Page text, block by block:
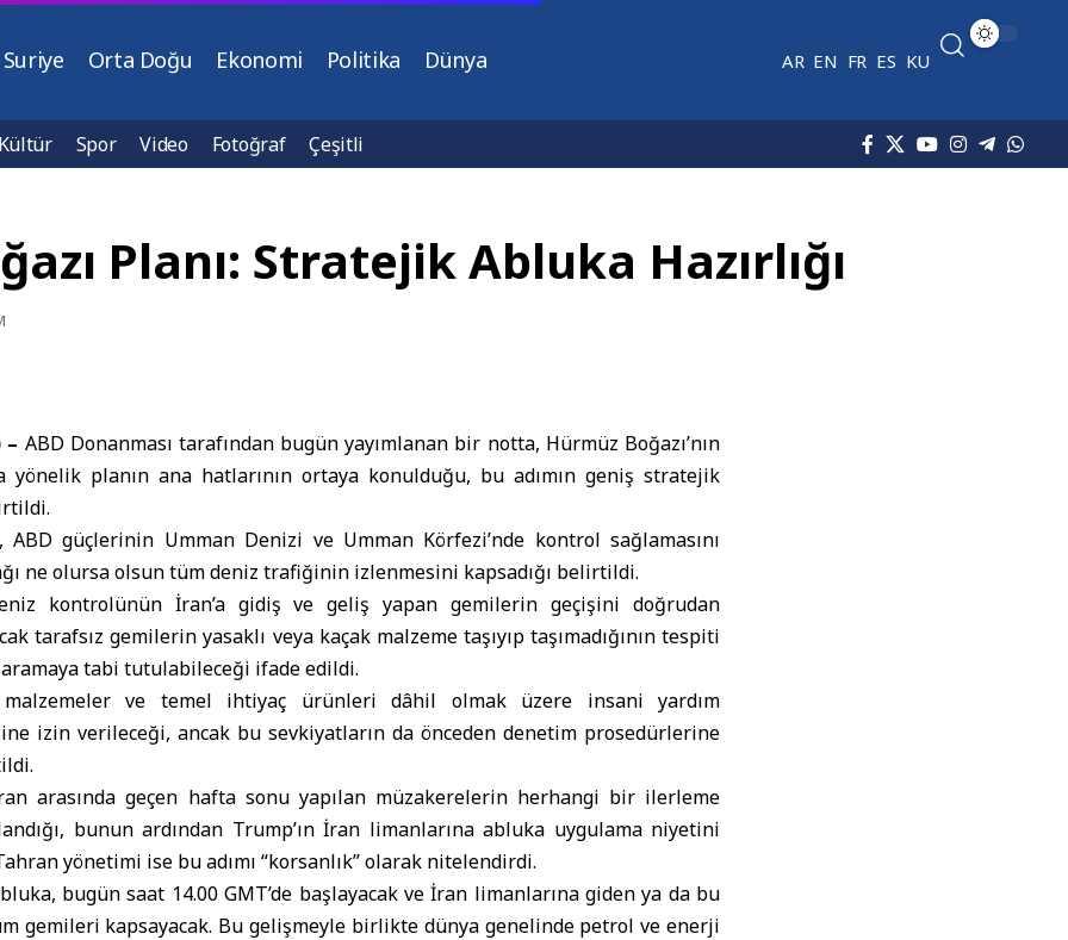
Suriye Orta Doğu Ekonomi Politika Dünya AR EN FR ES KU
Kültür Spor Video Fotoğraf Çeşitli
Planı: Stratejik Abluka Hazırlığı
– ABD Donanması tarafından bugün yayımlanan bir notta, Hürmüz Boğazı’nın
yönelik planın ana hatlarının ortaya konulduğu, bu adımın geniş stratejik
ABD güçlerinin UmmanDenizi ve Umman Körfezi’nde kontrol sağlamasını
ne olursa olsun tüm deniz trafiğinin izlenmesini kapsadığı belirtildi.
kontrolünün İran’a gidiş ve geliş yapan gemilerin geçişini doğrudan
tarafsız gemilerin yasaklı veya kaçak malzeme taşıyıp taşımadığının tespiti
aramaya tabi tutulabileceği ifade edildi.
malzemeler ve temel ihtiyaç ürünleri dâhil olmak üzere insani yardım
izin verileceği, ancak bu sevkiyatların da önceden denetim prosedürlerine
arasında geçen hafta sonu yapılan müzakerelerin herhangi bir ilerleme
bunun ardından Trump’ın İran limanlarına abluka uygulama niyetini
yönetimi ise bu adımı “korsanlık” olarak nitelendirdi.
bugün saat 14.00 GMT’de başlayacak ve İran limanlarına giden ya da bu
gemileri kapsayacak. Bu gelişmeyle birlikte dünya genelinde petrol ve enerji